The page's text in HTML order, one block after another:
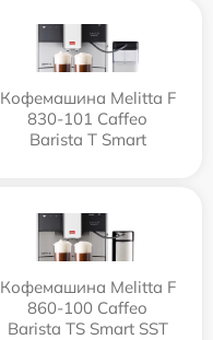
Кофемашина Melitta F
830-101 Caffeo
Barista T Smart
Кофемашина Melitta F
860-100 Caffeo
Barista TS Smart SST